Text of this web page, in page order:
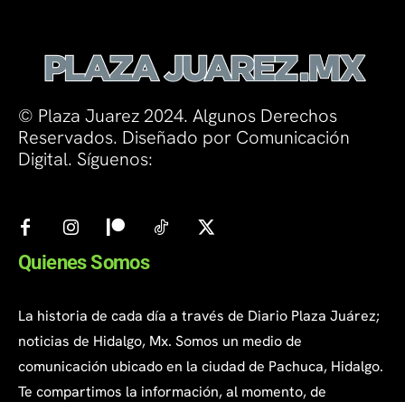
© Plaza Juarez 2024. Algunos Derechos
Reservados. Diseñado por Comunicación
Digital. Síguenos:
Quienes Somos
La historia de cada día a través de Diario Plaza Juárez;
noticias de Hidalgo, Mx. Somos un medio de
comunicación ubicado en la ciudad de Pachuca, Hidalgo.
Te compartimos la información, al momento, de